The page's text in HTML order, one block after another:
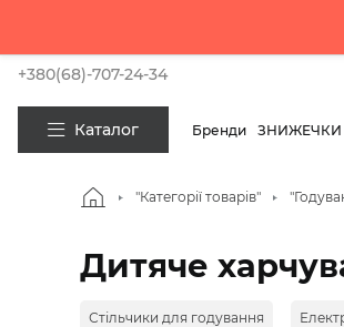
+380(68)-707-24-34
Каталог Бренди ЗНИЖЕЧКИ
"Категорії товарів"
Дитяче
Стільчики для годування